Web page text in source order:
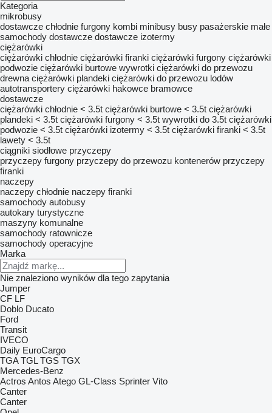
Kategoria
mikrobusy
dostawcze chłodnie furgony kombi minibusy busy pasażerskie małe
samochody dostawcze dostawcze izotermy
ciężarówki
ciężarówki chłodnie ciężarówki firanki ciężarówki furgony ciężarówki
podwozie ciężarówki burtowe wywrotki ciężarówki do przewozu
drewna ciężarówki plandeki ciężarówki do przewozu lodów
autotransportery ciężarówki hakowce bramowce
dostawcze
ciężarówki chłodnie < 3.5t ciężarówki burtowe < 3.5t ciężarówki
plandeki < 3.5t ciężarówki furgony < 3.5t wywrotki do 3.5t ciężarówki
podwozie < 3.5t ciężarówki izotermy < 3.5t ciężarówki firanki < 3.5t
lawety < 3.5t
ciągniki siodłowe przyczepy
przyczepy furgony przyczepy do przewozu kontenerów przyczepy
firanki
naczepy
naczepy chłodnie naczepy firanki
samochody autobusy
autokary turystyczne
maszyny komunalne
samochody ratownicze
samochody operacyjne
Marka
Nie znaleziono wyników dla tego zapytania
Jumper
CF LF
Doblo Ducato
Ford
Transit
IVECO
Daily EuroCargo
TGA TGL TGS TGX
Mercedes-Benz
Actros Antos Atego GL-Class Sprinter Vito
Canter
Canter